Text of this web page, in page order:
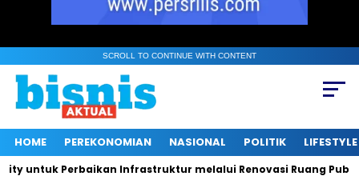
SCROLL TO CONTINUE WITH CONTENT
HOME PEREKONOMIAN NASIONAL POLITIK LIFESTYLE
Perbaikan Infrastruktur melalui Renovasi Ruang Publik